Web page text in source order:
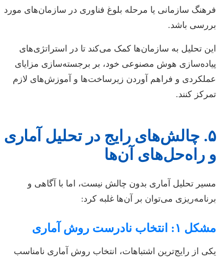
فرهنگ سازمانی یا مرحله بلوغ فناوری در سازمان‌های مورد
بررسی باشد.
این تحلیل به سازمان‌ها کمک می‌کند تا در استراتژی‌های
پیاده‌سازی هوش مصنوعی خود، بر برجسته‌سازی مزایای
عملکردی و فراهم آوردن زیرساخت‌ها و آموزش‌های لازم
تمرکز کنند.
۵. چالش‌های رایج در تحلیل آماری
و راه‌حل‌های آن‌ها
مسیر تحلیل آماری بدون چالش نیست، اما با آگاهی و
برنامه‌ریزی می‌توان بر آن‌ها غلبه کرد:
مشکل ۱: انتخاب نادرست روش آماری
یکی از رایج‌ترین اشتباهات، انتخاب روش آماری نامناسب